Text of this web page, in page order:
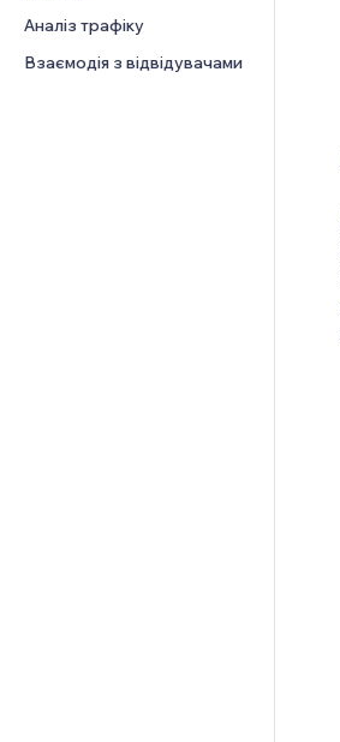
Аналіз трафіку
Взаємодія з відвідувачами